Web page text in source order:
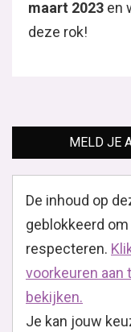
maart 2023 en
deze rok!
MELD JE
De inhoud op
geblokkeerd
respecteren.
voorkeuren aan
bekijken.
Je kan jouw